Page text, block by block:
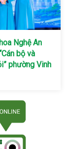
Nghệ An
bộ và
phường Vinh